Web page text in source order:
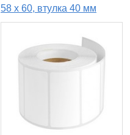
58 x 60, втулка 40 мм